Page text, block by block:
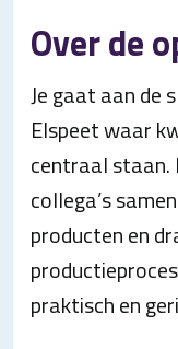
Over de
Je gaat aan de
Elspeet waar
centraal staan.
collega’s
producten en
praktisch en